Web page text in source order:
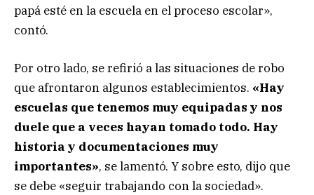
papá esté en la escuela en el proceso escolar»,
contó.
Por otro lado, se refirió a las situaciones de robo
que afrontaron algunos establecimientos. «Hay
escuelas que tenemos muy equipadas y nos
duele que a veces hayan tomado todo. Hay
historia y documentaciones muy
importantes», se lamentó. Y sobre esto, dijo que
se debe «seguir trabajando con la sociedad».